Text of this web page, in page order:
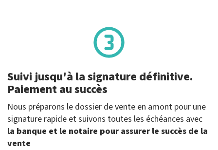
Suivi jusqu'à la signature définitive.
Paiement au succès
Nous préparons le dossier de vente en amont pour une
signature rapide et suivons toutes les échéances avec
la banque et le notaire pour assurer le succès de la
vente